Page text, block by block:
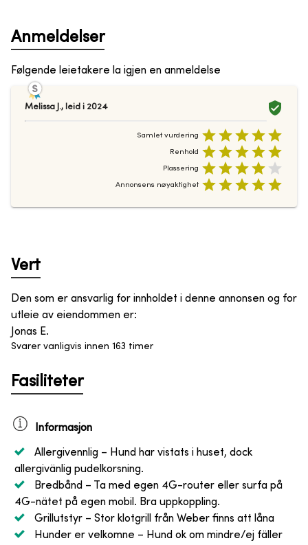
Anmeldelser
Følgende leietakere la igjen en anmeldelse
Melissa J., leid i 2024
Samlet vurdering
Renhold
Plassering
Annonsens nøyaktighet
Vert
Den som er ansvarlig for innholdet i denne annonsen og for
utleie av eiendommen er:
Jonas E.
Svarer vanligvis innen 163 timer
Fasiliteter
Informasjon
Allergivennlig – Hund har vistats i huset, dock
allergivänlig pudelkorsning.
Bredbånd – Ta med egen 4G-router eller surfa på
4G-nätet på egen mobil. Bra uppkoppling.
Grillutstyr – Stor klotgrill från Weber finns att låna
Hunder er velkomne – Hund ok om mindre/ej fäller